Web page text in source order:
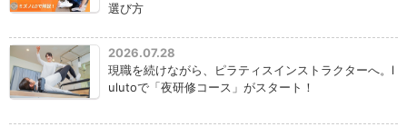
選び方
2026.07.28
現職を続けながら、ピラティスインストラクターへ。l
ulutoで「夜研修コース」がスタート！